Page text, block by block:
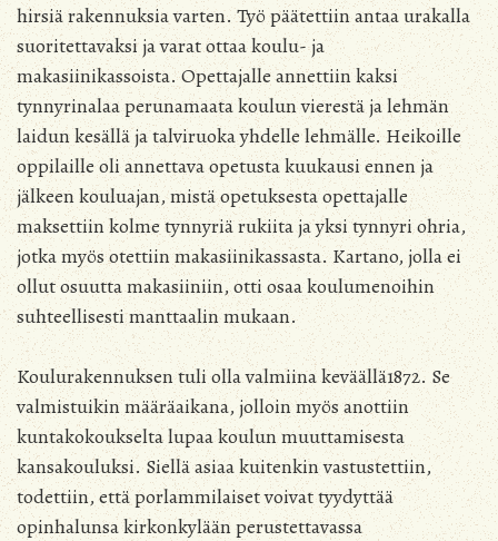
hirsiä rakennuksia varten. Työ päätettiin antaa urakalla
suoritettavaksi ja varat ottaa koulu- ja
makasiinikassoista. Opettajalle annettiin kaksi
tynnyrinalaa perunamaata koulun vierestä ja lehmän
laidun kesällä ja talviruoka yhdelle lehmälle. Heikoille
oppilaille oli annettava opetusta kuukausi ennen ja
jälkeen kouluajan, mistä opetuksesta opettajalle
maksettiin kolme tynnyriä rukiita ja yksi tynnyri ohria,
jotka myös otettiin makasiinikassasta. Kartano, jolla ei
ollut osuutta makasiiniin, otti osaa koulumenoihin
suhteellisesti manttaalin mukaan.
Koulurakennuksen tuli olla valmiina keväällä1872. Se
valmistuikin määräaikana, jolloin myös anottiin
kuntakokoukselta lupaa koulun muuttamisesta
kansakouluksi. Siellä asiaa kuitenkin vastustettiin,
todettiin, että porlammilaiset voivat tyydyttää
opinhalunsa kirkonkylään perustettavassa